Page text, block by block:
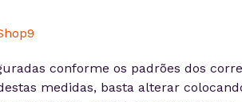
conforme os padrões dos
medidas, basta alterar